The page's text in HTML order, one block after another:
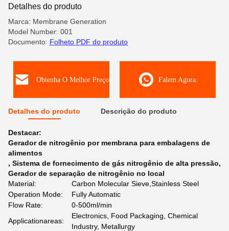
Detalhes do produto
Marca: Membrane Generation
Model Number: 001
Documento: Folheto PDF do produto
Obtenha O Melhor Preço Falem Agora.
Detalhes do produto Descrição do produto
Destacar:
Gerador de nitrogênio por membrana para embalagens de
alimentos
, Sistema de fornecimento de gás nitrogênio de alta pressão,
Gerador de separação de nitrogênio no local
Material:
Carbon Molecular Sieve,Stainless Steel
Operation Mode:
Fully Automatic
Flow Rate:
0-500ml/min
Applicationareas:
Electronics, Food Packaging, Chemical
Industry, Metallurgy